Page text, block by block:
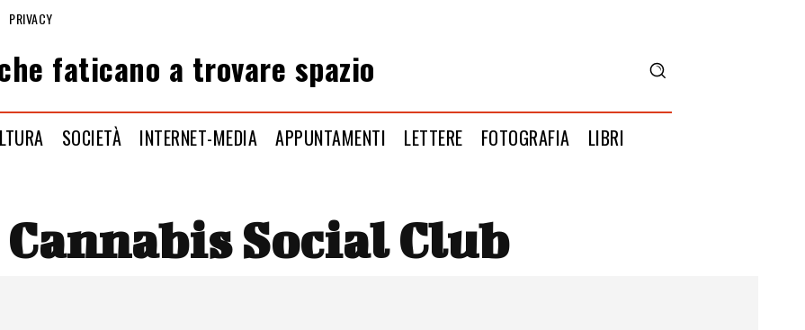
PRIVACY
faticano a trovare spazio
SOCIETÀ INTERNET-MEDIA APPUNTAMENTI LETTERE FOTOGRAFIA LIBRI
Cannabis Social Club